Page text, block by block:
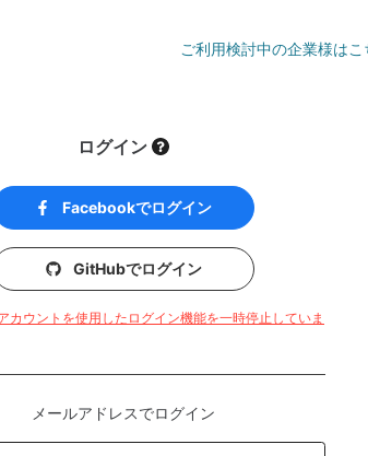
ご利用検討中の企業様はこ
ログイン
Facebookでログイン
GitHubでログイン
カウントを使用したログイン機能を一時停止していま
メールアドレスでログイン